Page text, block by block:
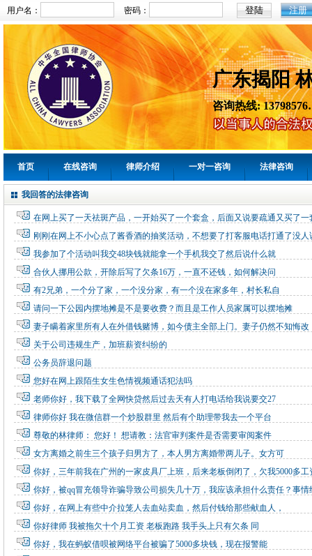
用户名： 密码： 注册
广东揭阳
咨询热线:
首页 在线咨询 律师介绍 一对一咨询 法律咨询
我回答的法律咨询
在网上买了一天祛斑产品，一开始买了一个套盒，后面又说要疏通又买了一
刚刚在网上不小心点了酱香酒的抽奖活动，不想要了打客服电话打通了没人
我参加了个活动叫我交48块钱就能拿一个手机我交了然后说什么就
合伙人挪用公款，开除后写了欠条16万，一直不还钱，如何解决问
有2兄弟，一个分了家，一个没分家，有一个没在家多年，村长私自
请问一下公园内摆地摊是不是要收费？而且是工作人员家属可以摆地摊
妻子瞒着家里所有人在外借钱赌博，如今债主全部上门。妻子仍然不知悔改
关于公司违规生产，加班薪资纠纷的
公务员辞退问题
您好在网上跟陌生女生色情视频通话犯法吗
老师你好，我下载了全网快贷然后过去天有人打电话给我说要交27
律师你好 我在微信群一个炒股群里 然后有个助理带我去一个平台
尊敬的林律师： 您好！ 想请教：法官审判案件是否需要审阅案件
女方离婚之前生三个孩子归男方了，本人男方离婚带两儿子。女方可
你好，三年前我在广州的一家皮具厂上班，后来老板倒闭了，欠我5000多工
你好，被qq冒充领导诈骗导致公司损失几十万，我应该承担什么责任？事
你好，在网上有些中介拉笼人去血站卖血，然后付钱给那些献血人，
你好律师 我被拖欠十个月工资 老板跑路 我手头上只有欠条 同
你好，我在蚂蚁借呗被网络平台被骗了5000多块钱，现在报警能